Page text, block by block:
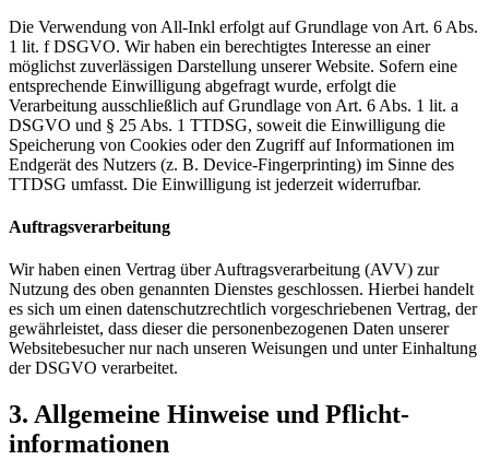
Die Verwendung von All-Inkl erfolgt auf Grundlage von Art. 6 Abs.
1 lit. f DSGVO. Wir haben ein berechtigtes Interesse an einer
möglichst zuverlässigen Darstellung unserer Website. Sofern eine
entsprechende Einwilligung abgefragt wurde, erfolgt die
Verarbeitung ausschließlich auf Grundlage von Art. 6 Abs. 1 lit. a
DSGVO und § 25 Abs. 1 TTDSG, soweit die Einwilligung die
Speicherung von Cookies oder den Zugriff auf Informationen im
Endgerät des Nutzers (z. B. Device-Fingerprinting) im Sinne des
TTDSG umfasst. Die Einwilligung ist jederzeit widerrufbar.
Auftragsverarbeitung
Wir haben einen Vertrag über Auftragsverarbeitung (AVV) zur
Nutzung des oben genannten Dienstes geschlossen. Hierbei handelt
es sich um einen datenschutzrechtlich vorgeschriebenen Vertrag, der
gewährleistet, dass dieser die personenbezogenen Daten unserer
Websitebesucher nur nach unseren Weisungen und unter Einhaltung
der DSGVO verarbeitet.
3. Allgemeine Hinweise und Pflicht­
informationen